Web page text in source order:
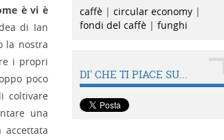
è vi è
di Ian
la nostra
i propri
poco
coltivare
una
caffè| circular economy|
fondi del caffè| funghi
DI' CHE TI PIACE SU...